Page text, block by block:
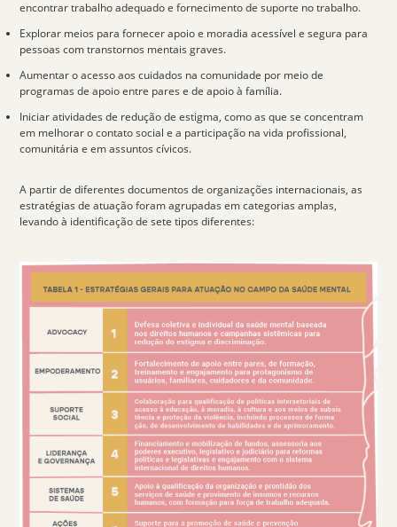
encontrar trabalho adequado e fornecimento de suporte no trabalho.
Explorar meios para fornecer apoio e moradia acessível e segura para
pessoas com transtornos mentais graves.
Aumentar o acesso aos cuidados na comunidade por meio de
programas de apoio entre pares e de apoio à família.
Iniciar atividades de redução de estigma, como as que se concentram
em melhorar o contato social e a participação na vida profissional,
comunitária e em assuntos cívicos.
A partir de diferentes documentos de organizações internacionais, as
estratégias de atuação foram agrupadas em categorias amplas,
levando à identificação de sete tipos diferentes: